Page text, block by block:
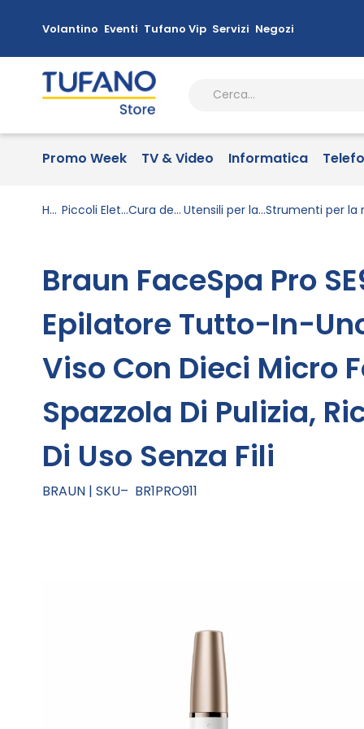
Volantino Eventi Tufano Vip Servizi Negozi
Promo Week TV & Video Informatica
Home Piccoli Elettrodomestici Cura della persona Utensili per la cura personale
Braun FaceSpa Pro
Epilatore Tutto-In-
Viso Con Dieci Micro
Spazzola Di Pulizia,
Di Uso Senza Fili
BRAUN SKU BR1PRO911